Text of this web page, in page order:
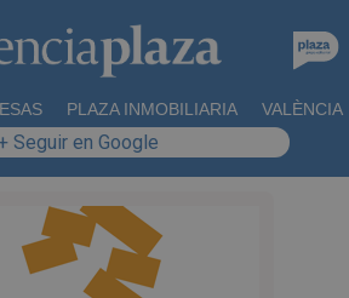
PLAZA INMOBILIARIA VALÈNCIA
Seguir en Google